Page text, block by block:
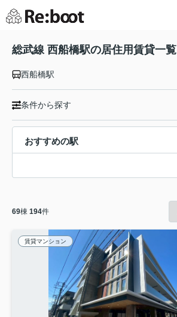
総武線 西船橋駅の居住用賃貸一覧
西船橋駅
条件から探す
おすすめの駅
69棟 194件
賃貸マンション